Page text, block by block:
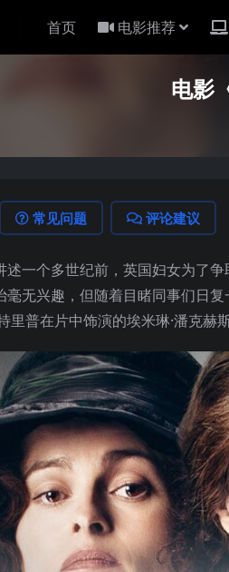
首页 电影推荐
电影
常见问题 评论建议
述一个多世纪前，英国妇女为了
毫无兴趣，但随着目睹同事们日
里普在片中饰演的埃米琳·潘克赫